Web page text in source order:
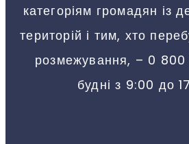
категоріям громадян із
територій і тим, хто
розмежування, – 0
будні з 9:00 до